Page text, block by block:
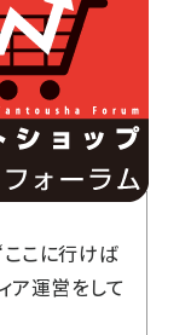
ここに行けば
ア運営をして